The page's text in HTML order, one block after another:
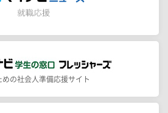
めの社会人準備応援サイト